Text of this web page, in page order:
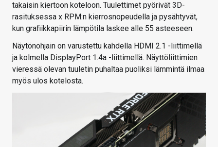
takaisin kiertoon koteloon. Tuulettimet pyörivät 3D-
rasituksessa x RPM:n kierrosnopeudella ja pysähtyvät,
kun grafiikkapiirin lämpötila laskee alle 55 asteeseen.
Näytönohjain on varustettu kahdella HDMI 2.1 -liittimellä
ja kolmella DisplayPort 1.4a -liittimellä. Näyttöliittimien
vieressä olevan tuuletin puhaltaa puoliksi lämmintä ilmaa
myös ulos kotelosta.